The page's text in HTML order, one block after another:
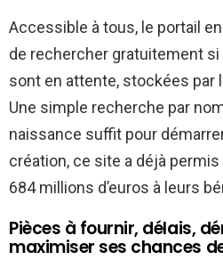
Accessible à tous, le portail
de rechercher gratuitement
sont en attente, stockées par
Une simple recherche par
naissance suffit pour
création, ce site a déjà
684 millions d’euros à leurs
Pièces à fournir, délais,
maximiser ses chances